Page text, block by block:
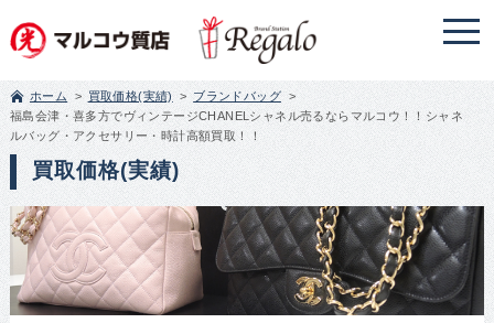
ホーム 買取価格(実績)
ブランドバッグ
福島会津・喜多方でヴィンテージCHANELシャネル売るならマルコウ！！シャネ
ルバッグ・アクセサリー・時計高額買取！！
買取価格(実績)